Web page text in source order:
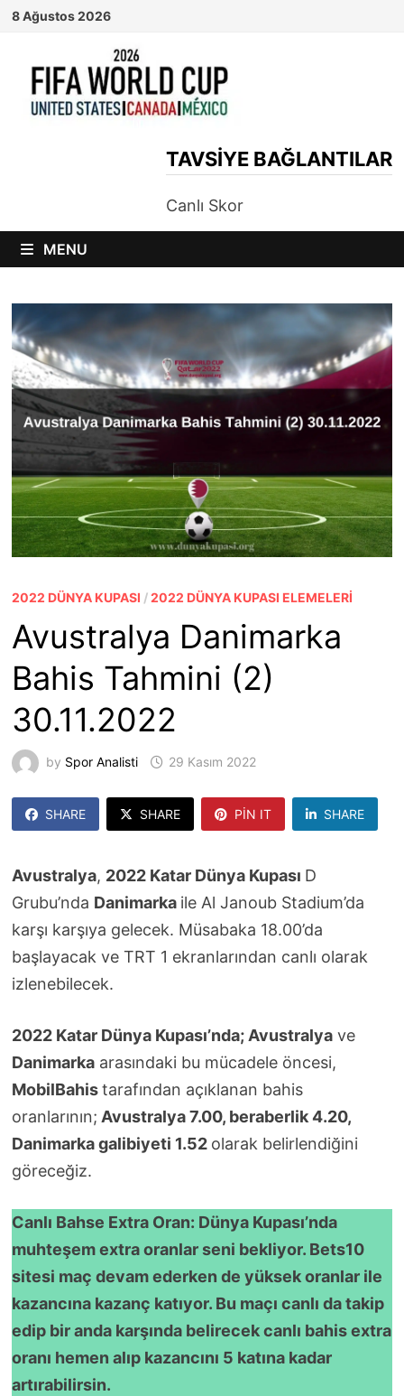
Skip
8 Ağustos 2026
TAVSIYE BAĞLANTILAR
Canlı Skor
MENU
2022 DÜNYA KUPASI /2022 DÜNYA KUPASI ELEMELERI
Avustralya Danimarka
Bahis Tahmini (2)
30.11.2022
by Spor Analisti 29 Kasım 2022
SHARE SHARE PIN IT SHARE
Avustralya, 2022 Katar Dünya Kupası D
Grubu’nda Danimarka ile Al Janoub Stadium’da
karşı karşıya gelecek. Müsabaka 18.00’da
başlayacak ve TRT 1 ekranlarından canlı olarak
izlenebilecek.
2022 Katar Dünya Kupası’nda; Avustralyave
Danimarkaarasındaki bu mücadele öncesi,
MobilBahistarafından açıklanan bahis
oranlarının; Avustralya 7.00, beraberlik 4.20,
Danimarka galibiyeti 1.52 olarak belirlendiğini
göreceğiz.
Canlı Bahse Extra Oran: Dünya Kupası’nda
muhteşem extra oranlar seni bekliyor. Bets10
sitesi maç devam ederken de yüksek oranlar ile
kazancına kazanç katıyor. Bu maçı canlı da takip
edip bir anda karşında belirecek canlı bahis extra
oranı hemen alıp kazancını 5 katına kadar
artırabilirsin.